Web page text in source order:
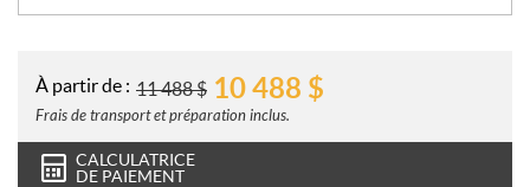
À partir de : 11 488$ 10 488 $
Frais de transport et préparation inclus.
CALCULATRICE
DE PAIEMENT